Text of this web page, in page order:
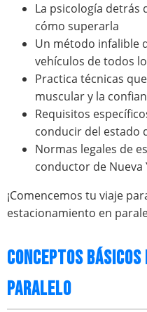
La psicología detrás
cómo superarla
Un método infalible
vehículos de todos
Practica técnicas
muscular y la
Requisitos
conducir del estado
Normas legales de
conductor de Nueva
¡Comencemos tu viaje
estacionamiento en
CONCEPTOS
PARALELO